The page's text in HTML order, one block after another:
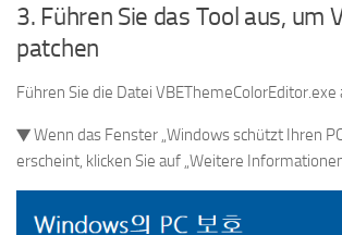
3. Führen Sie das Tool aus, um
patchen
Führen Sie die Datei VBEThemeColorEditor.exe
▼ Wenn das Fenster „Windows schützt Ihren
erscheint, klicken Sie auf „Weitere